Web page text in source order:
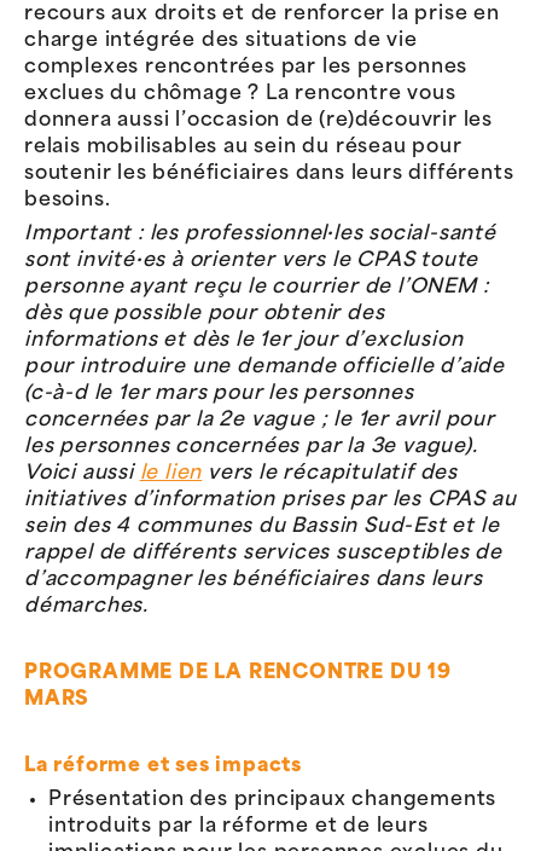
recours aux droits et de renforcer la prise en
charge intégrée des situations de vie
complexes rencontrées par les personnes
exclues du chômage ? La rencontre vous
donnera aussi l’occasion de (re)découvrir les
relais mobilisables au sein du réseau pour
soutenir les bénéficiaires dans leurs différents
besoins.
Important : les professionnel·les social-santé
sont invité·es à orienter vers le CPAS toute
personne ayant reçu le courrier de l’ONEM :
dès que possible pour obtenir des
informations et dès le 1er jour d’exclusion
pour introduire une demande officielle d’aide
(c-à-d le 1er mars pour les personnes
concernées par la 2e vague ; le 1er avril pour
les personnes concernées par la 3e vague).
Voici aussi le lien vers le récapitulatif des
initiatives d’information prises par les CPAS au
sein des 4 communes du Bassin Sud-Est et le
rappel de différents services susceptibles de
d’accompagner les bénéficiaires dans leurs
démarches.
PROGRAMME DE LA RENCONTRE DU 19
MARS
La réforme et ses impacts
Présentation des principaux changements
introduits par la réforme et de leurs